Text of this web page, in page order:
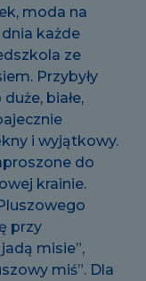
moda na
każde
ze
Przybyły
białe,
i wyjątkowy.
do
krainie.
przy
misie”,
miś”. Dla